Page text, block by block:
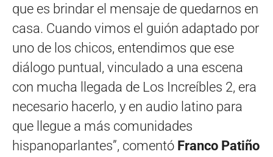
que es brindar el mensaje de quedarnos en
casa. Cuando vimos el guión adaptado por
uno de los chicos, entendimos que ese
diálogo puntual, vinculado a una escena
con mucha llegada de Los Increíbles 2, era
necesario hacerlo, y en audio latino para
que llegue a más comunidades
hispanoparlantes”, comentó Franco Patiño